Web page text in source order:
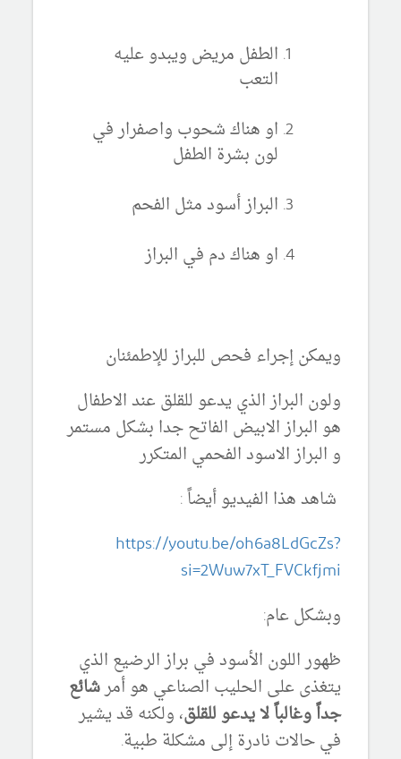
الطفل مريض ويبدو عليه
التعب
او هناك شحوب واصفرار في
لون بشرة الطفل
البراز أسود مثل الفحم
او هناك دم في البراز
ويمكن إجراء فحص للبراز للإطمئنان
ولون البراز الذي يدعو للقلق عند الاطفال
هو البراز الابيض الفاتح جدا بشكل مستمر
و البراز الاسود الفحمي المتكرر
شاهد هذا الفيديو أيضاً :
https://youtu.be/oh6a8LdGcZs?
si=2Wuw7xT_FVCkfjmi
وبشكل عام:
ظهور اللون الأسود في براز الرضيع الذي
يتغذى على الحليب الصناعي هو أمرشائع
جداً وغالباً لا يدعو للقلق، ولكنه قد يشير
في حالات نادرة إلى مشكلة طبية.